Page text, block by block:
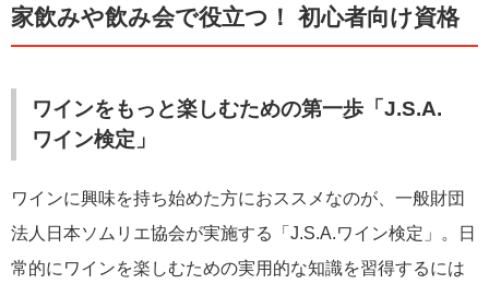
家飲みや飲み会で役立つ！ 初心者向け資格
ワインをもっと楽しむための第一歩「J.S.A.
ワイン検定」
ワインに興味を持ち始めた方におススメなのが、一般財団
法人日本ソムリエ協会が実施する「J.S.A.ワイン検定」。日
常的にワインを楽しむための実用的な知識を習得するには